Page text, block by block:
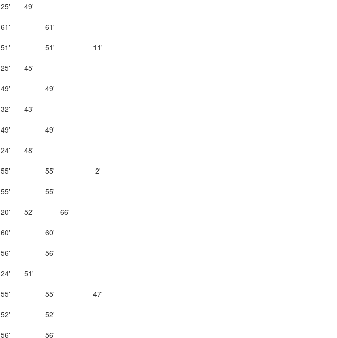
25'
49'
61'
61'
51' 51'
11'
25'
45'
49'
49'
32'
43'
49'
49'
24'
48'
55' 55'
2'
55'
55'
20' 52'
66'
60'
60'
56'
56'
24'
51'
55' 55'
47'
52'
52'
56' 56'